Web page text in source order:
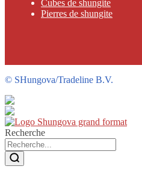
Cubes de shungite
Pierres de shungite
© SHungova/Tradeline B.V.
Recherche